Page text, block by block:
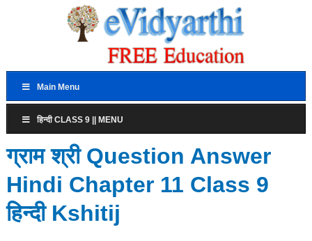
Main Menu
हिन्दी CLASS 9 || MENU
ग्राम श्री Question Answer
Hindi Chapter 11 Class 9
हिन्दी Kshitij